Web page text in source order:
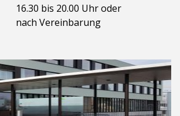
16.30 bis 20.00 Uhr oder
nach Vereinbarung